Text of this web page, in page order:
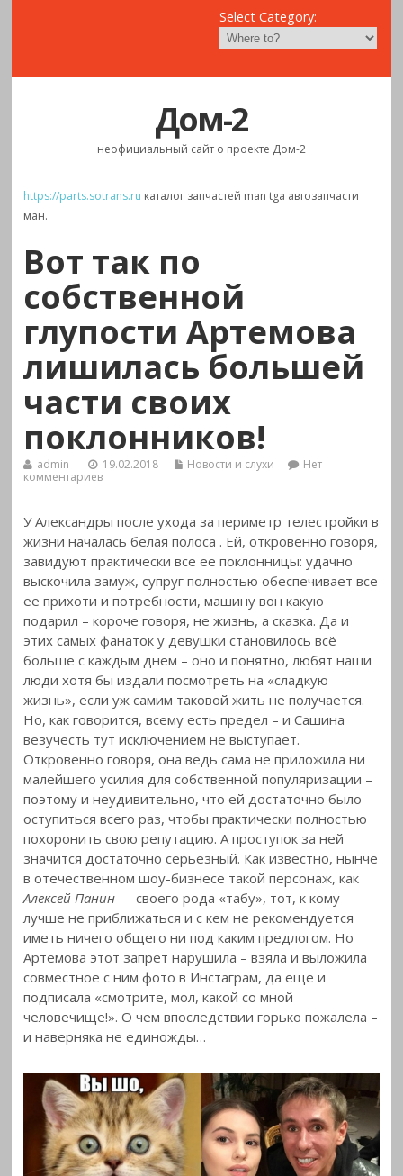
Select Category:
Дом-2
неофициальный сайт о проекте Дом-2
https://parts.sotrans.ru каталог запчастей man tga автозапчасти
ман.
Вот так по
собственной
глупости Артемова
лишилась большей
части своих
поклонников!
admin 19.02.2018 Новости и слухи
Нет
комментариев
У Александры после ухода за периметр телестройки в
жизни началась белая полоса . Ей, откровенно говоря,
завидуют практически все ее поклонницы: удачно
выскочила замуж, супруг полностью обеспечивает все
ее прихоти и потребности, машину вон какую
подарил – короче говоря, не жизнь, а сказка. Да и
этих самых фанаток у девушки становилось всё
больше с каждым днем – оно и понятно, любят наши
люди хотя бы издали посмотреть на «сладкую
жизнь», если уж самим таковой жить не получается.
Но, как говорится, всему есть предел – и Сашина
везучесть тут исключением не выступает.
Откровенно говоря, она ведь сама не приложила ни
малейшего усилия для собственной популяризации –
поэтому и неудивительно, что ей достаточно было
оступиться всего раз, чтобы практически полностью
похоронить свою репутацию. А проступок за ней
значится достаточно серьёзный. Как известно, нынче
в отечественном шоу-бизнесе такой персонаж, как
Алексей Панин – своего рода «табу», тот, к кому
лучше не приближаться и с кем не рекомендуется
иметь ничего общего ни под каким предлогом. Но
Артемова этот запрет нарушила – взяла и выложила
совместное с ним фото в Инстаграм, да еще и
подписала «смотрите, мол, какой со мной
человечище!». О чем впоследствии горько пожалела –
и наверняка не единожды…